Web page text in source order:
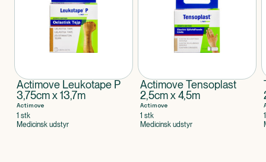
Actimove Leukotape P
3,75cm x 13,7m
Actimove
1 stk
Medicinsk udstyr
Actimove Tensoplast
2,5cm x 4,5m
Actimove
1 stk
Medicinsk udstyr